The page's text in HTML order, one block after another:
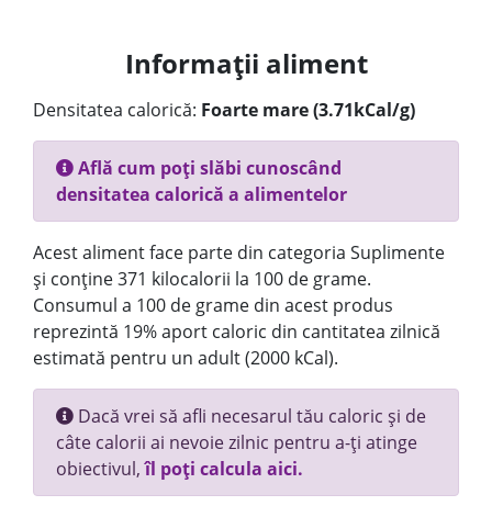
Informații aliment
Densitatea calorică: Foarte mare (3.71kCal/g)
Află cum poți slăbi cunoscând
densitatea calorică a alimentelor
Acest aliment face parte din categoria Suplimente
și conține 371 kilocalorii la 100 de grame.
Consumul a 100 de grame din acest produs
reprezintă 19% aport caloric din cantitatea zilnică
estimată pentru un adult (2000 kCal).
Dacă vrei să afli necesarul tău caloric și de
câte calorii ai nevoie zilnic pentru a-ți atinge
obiectivul,îl poți calcula aici.